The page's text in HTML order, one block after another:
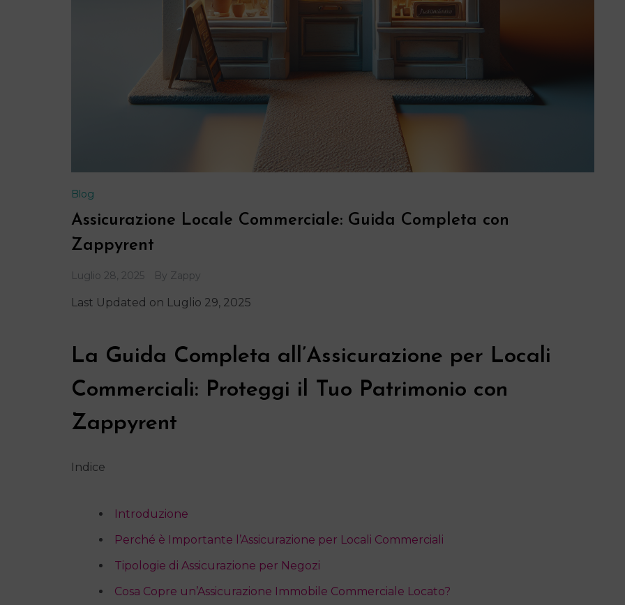
Blog
Assicurazione Locale Commerciale: Guida Completa con
Zappyrent
Luglio 28, 2025 By Zappy
Last Updated on Luglio 29, 2025
La Guida Completa all’Assicurazione per Locali
Commerciali: Proteggi il Tuo Patrimonio con
Zappyrent
Indice
Introduzione
Perché è Importante l’Assicurazione per Locali Commerciali
Tipologie di Assicurazione per Negozi
Cosa Copre un’Assicurazione Immobile Commerciale Locato?